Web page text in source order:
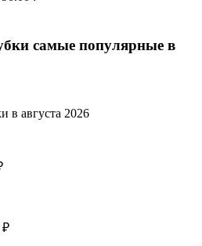
самые популярные в
в августа 2026
₽